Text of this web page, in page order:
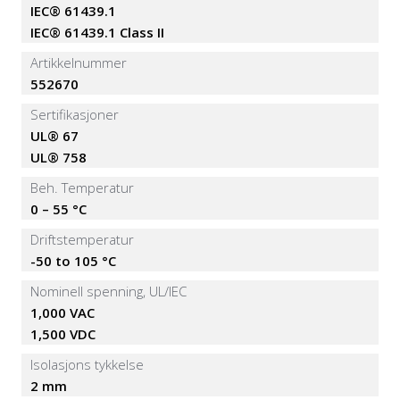
IEC® 61439.1
IEC® 61439.1 Class II
Artikkelnummer
552670
Sertifikasjoner
UL® 67
UL® 758
Beh. Temperatur
0 – 55 °C
Driftstemperatur
-50 to 105 °C
Nominell spenning, UL/IEC
1,000 VAC
1,500 VDC
Isolasjons tykkelse
2 mm